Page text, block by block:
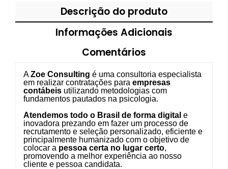
Descrição do produto
Informações Adicionais
Comentários
AZoe Consulting é uma consultoria especialista
em realizar contratações para empresas
contábeis utilizando metodologias com
fundamentos pautados na psicologia.
Atendemos todo o Brasil de forma digital e
inovadora prezando em fazer um processo de
recrutamento e seleção personalizado, eficiente e
principalmente humanizado com o objetivo de
colocar a pessoa certa no lugar certo,
promovendo a melhor experiência ao nosso
cliente e pessoa candidata.